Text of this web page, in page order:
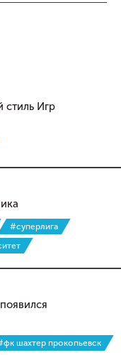
стиль Игр
#суперлига
шахтер прокопьевск